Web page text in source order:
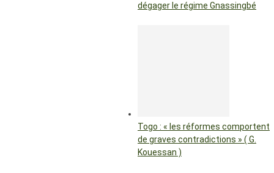
dégager le régime Gnassingbé
Togo : « les réformes comportent
de graves contradictions » ( G.
Kouessan )